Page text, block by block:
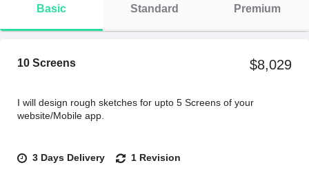
Basic Standard Premium
10 Screens $8,029
I will design rough sketches for upto 5 Screens of your
website/Mobile app.
3 Days Delivery 1 Revision